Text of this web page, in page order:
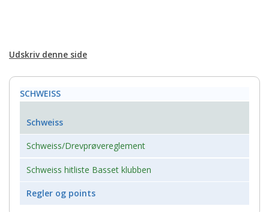
Udskriv denne side
SCHWEISS
Schweiss
Schweiss/Drevprøvereglement
Schweiss hitliste Basset klubben
Regler og points